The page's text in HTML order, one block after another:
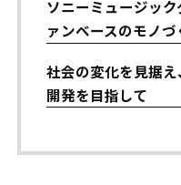
ソニーミュージッ
ァンベースのモノづ
社会の変化を見据
開発を目指して